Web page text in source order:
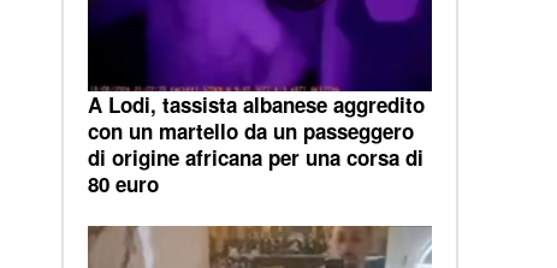
A Lodi, tassista albanese aggredito
con un martello da un passeggero
di origine africana per una corsa di
80 euro